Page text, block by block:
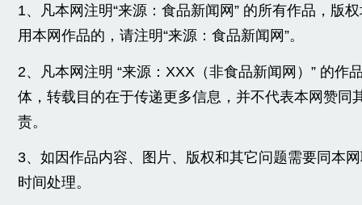
1、凡本网注明“来源：食品新闻网” 的所有作品，版
用本网作品的，请注明“来源：食品新闻网”。
2、凡本网注明 “来源：XXX（非食品新闻网）” 的作
体，转载目的在于传递更多信息，并不代表本网赞同
责。
3、如因作品内容、图片、版权和其它问题需要同本
时间处理。